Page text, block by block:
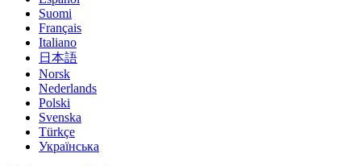
Suomi
Français
Italiano
日本語
Norsk
Nederlands
Polski
Svenska
Türkçe
Українська